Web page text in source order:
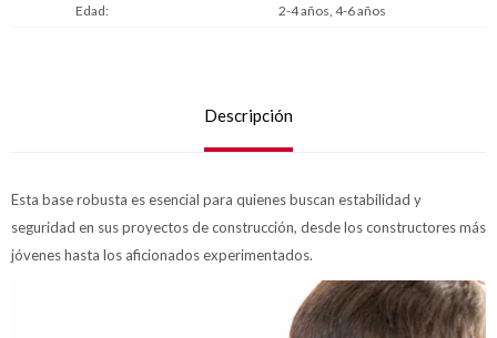
Edad 2-4 años, 4-6 años
Descripción
Esta base robusta es esencial para quienes buscan estabilidad y
seguridad en sus proyectos de construcción, desde los constructores más
jóvenes hasta los aficionados experimentados.